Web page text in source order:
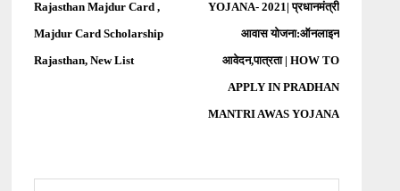
Rajasthan Majdur Card ,
Majdur Card Scholarship
Rajasthan, New List
YOJANA- 2021| प्रधानमंत्री
आवास योजना:ऑनलाइन
आवेदन,पात्रता | HOW TO
APPLY IN PRADHAN
MANTRI AWAS YOJANA